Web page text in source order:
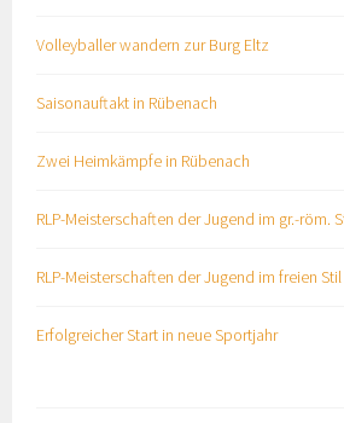
Volleyballer wandern zur Burg Eltz
Saisonauftakt in Rübenach
Zwei Heimkämpfe in Rübenach
RLP-Meisterschaften der Jugend im gr.-röm.
RLP-Meisterschaften der Jugend im freien Stil
Erfolgreicher Start in neue Sportjahr